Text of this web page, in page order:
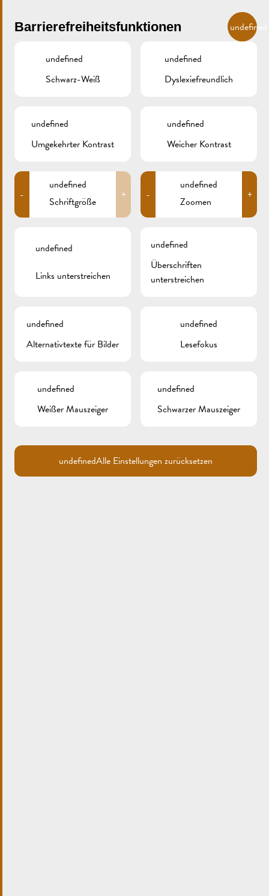
MENU
ANKUNFT CROISIEUROPE
ESPLANADE
14/04/2018
Zurück
Barrierefreiheitsfunktionen undefined
undefined
Schwarz-Weiß
undefined
Dyslexiefreundlich
undefined
Umgekehrter Kontrast
undefined
Weicher Kontrast
-
undefined
Schriftgröße
+ -
undefined
Zoomen
+
undefined
Links unterstreichen
undefined
Überschriften
unterstreichen
undefined
Alternativtexte für Bilder
undefined
Lesefokus
undefined
Weißer Mauszeiger
undefined
Schwarzer Mauszeiger
undefinedAlle Einstellungen zurücksetzen